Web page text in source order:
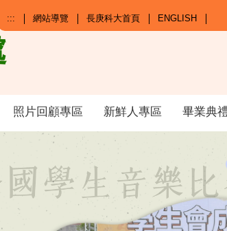
::: 網站導覽 長庚科大首頁 ENGLISH
照片回顧專區 新鮮人專區 畢業典